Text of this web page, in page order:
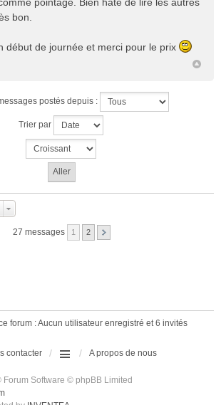
bon.
début de journée et merci pour le prix
postés depuis :
Trier par
27 messages 1 2
forum : Aucun utilisateur enregistré et 6 invités
contacter A propos de nous
Forum Software © phpBB Limited